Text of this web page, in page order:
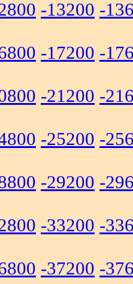
-13200 -
-17200 -
-21200 -
-25200 -
-29200 -
-33200 -
-37200 -